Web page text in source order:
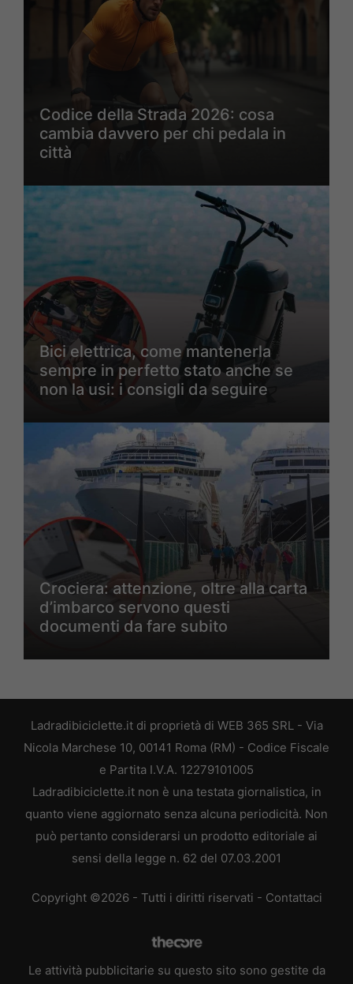
Codice della Strada 2026: cosa
cambia davvero per chi pedala in
città
Bici elettrica, come mantenerla
sempre in perfetto stato anche se
non la usi: i consigli da seguire
Crociera: attenzione, oltre alla carta
d’imbarco servono questi
documenti da fare subito
Ladradibiciclette.it di proprietà di WEB 365 SRL - Via
Nicola Marchese 10, 00141 Roma (RM) - Codice Fiscale
e Partita I.V.A. 12279101005
Ladradibiciclette.it non è una testata giornalistica, in
quanto viene aggiornato senza alcuna periodicità. Non
può pertanto considerarsi un prodotto editoriale ai
sensi della legge n. 62 del 07.03.2001
Copyright ©2026 - Tutti i diritti riservati - Contattaci
Le attività pubblicitarie su questo sito sono gestite da